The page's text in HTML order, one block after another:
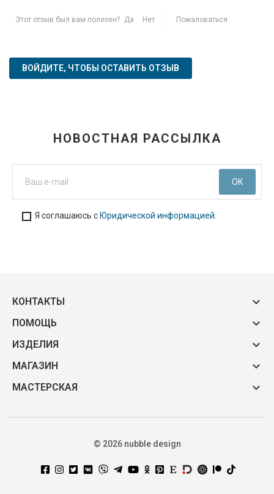
Этот отзыв был вам полезен? Да Нет Пожаловаться
ВОЙДИТЕ, ЧТОБЫ ОСТАВИТЬ ОТЗЫВ
НОВОСТНАЯ РАССЫЛКА
Я соглашаюсь с Юридической информацией
КОНТАКТЫ 
ПОМОЩЬ 
ИЗДЕЛИЯ 
МАГАЗИН 
МАСТЕРСКАЯ 
© 2026 nubble design